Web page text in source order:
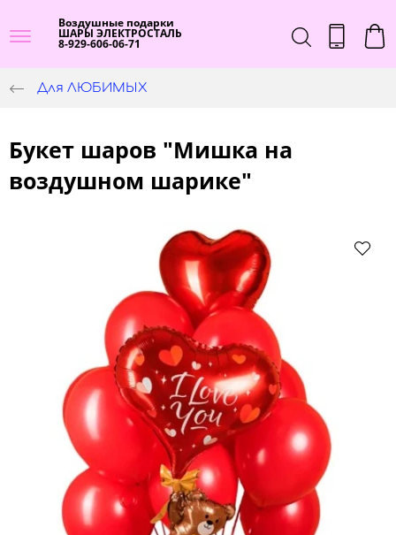
Воздушные подарки
ШАРЫ ЭЛЕКТРОСТАЛЬ
8-929-606-06-71
Для ЛЮБИМЫХ
Букет шаров "Мишка на
воздушном шарике"